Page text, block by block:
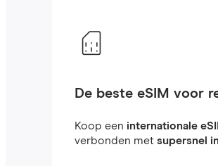
De beste eSIM voor
Koop een internationale
verbonden metsupersnel